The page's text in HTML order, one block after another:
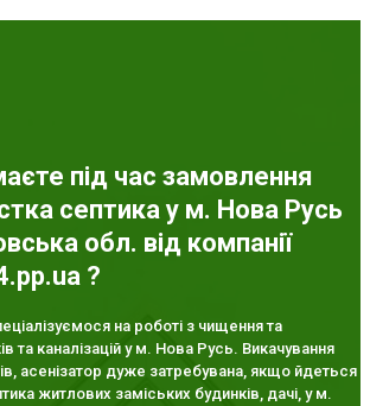
під час замовлення
септика у м. Нова Русь
обл. від компанії
?
на роботі з чищення та
та каналізацій у м. Нова Русь. Викачування
асенізатор дуже затребувана, якщо йдеться
житлових заміських будинків, дачі, у м.